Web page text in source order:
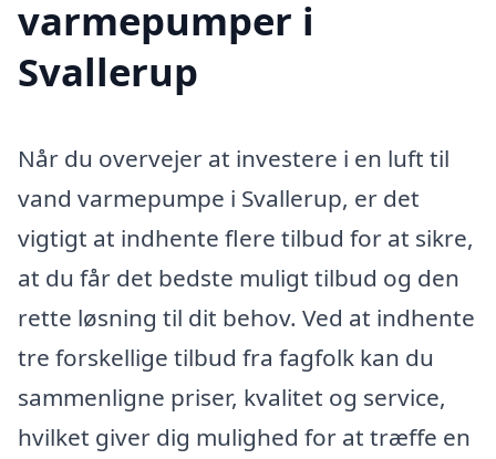
varmepumper i
Svallerup
Når du overvejer at investere i en luft til
vand varmepumpe i Svallerup, er det
vigtigt at indhente flere tilbud for at sikre,
at du får det bedste muligt tilbud og den
rette løsning til dit behov. Ved at indhente
tre forskellige tilbud fra fagfolk kan du
sammenligne priser, kvalitet og service,
hvilket giver dig mulighed for at træffe en